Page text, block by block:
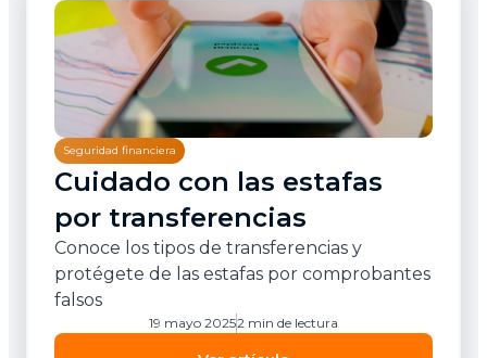
Seguridad financiera
Cuidado con las estafas
por transferencias
Conoce los tipos de transferencias y
protégete de las estafas por comprobantes
falsos
19 mayo 20252 min de lectura